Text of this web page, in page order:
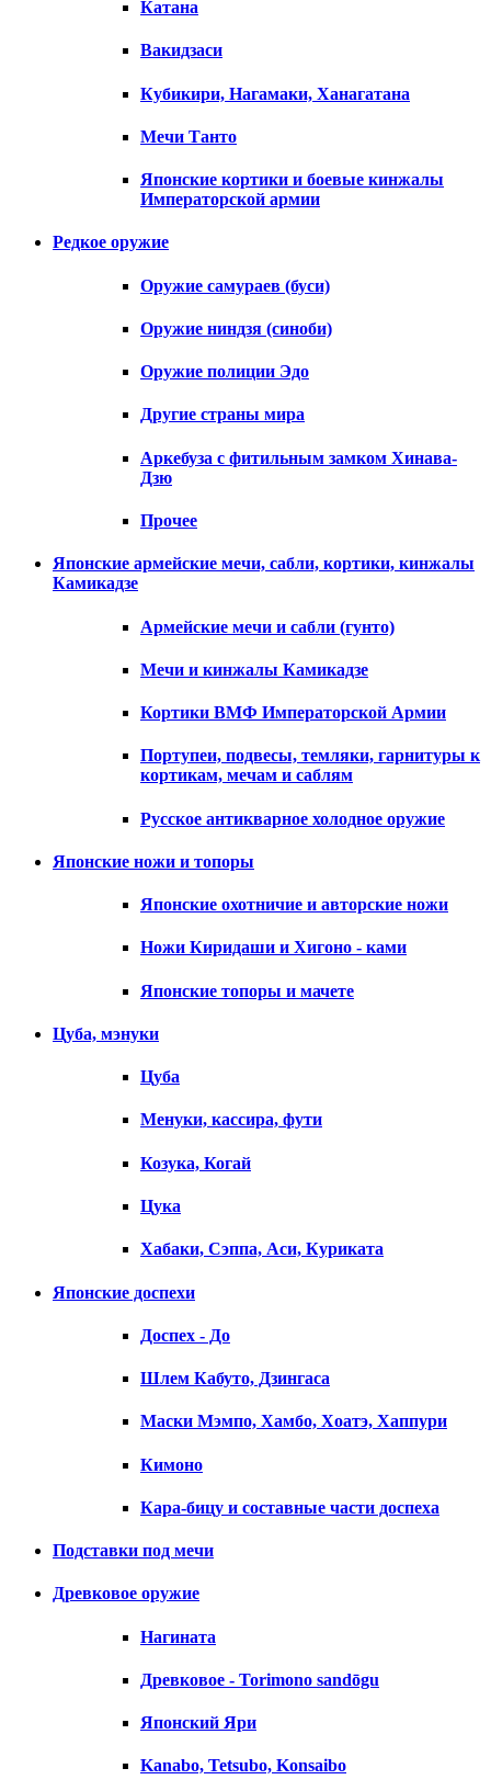
Катана
Вакидзаси
Кубикири, Нагамаки, Ханагатана
Мечи Танто
Японские кортики и боевые кинжалы
Императорской армии
Редкое оружие
Оружие самураев (буси)
Оружие ниндзя (синоби)
Оружие полиции Эдо
Другие страны мира
Аркебуза с фитильным замком Хинава-
Дзю
Прочее
Японские армейские мечи, сабли, кортики, кинжалы
Камикадзе
Армейские мечи и сабли (гунто)
Мечи и кинжалы Камикадзе
Кортики ВМФ Императорской Армии
Портупеи, подвесы, темляки, гарнитуры к
кортикам, мечам и саблям
Русское антикварное холодное оружие
Японские ножи и топоры
Японские охотничие и авторские ножи
Ножи Киридаши и Хигоно - ками
Японские топоры и мачете
Цуба, мэнуки
Цуба
Менуки, кассира, фути
Козука, Когай
Цука
Хабаки, Сэппа, Аси, Куриката
Японские доспехи
Доспех - До
Шлем Кабуто, Дзингаса
Маски Мэмпо, Хамбо, Хоатэ, Хаппури
Кимоно
Кара-бицу и составные части доспеха
Подставки под мечи
Древковое оружие
Нагината
Древковое - Torimono sandōgu
Японский Яри
Kanabo, Tetsubo, Konsaibo